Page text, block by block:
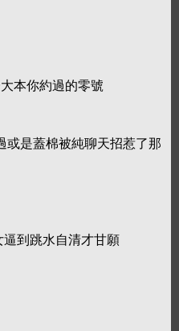
本你約過的零號
或是蓋棉被純聊天招惹了那
到跳水自清才甘願